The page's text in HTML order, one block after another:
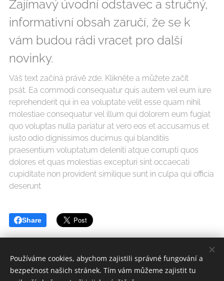
Zajímavý úvodní odstavec a stručný,
informativní obsah zaručí, že se k
vám budou rádi vracet pro další
novinky.
Váš text začíná právě zde. Klikněte a můžete začít
psát. Ea commodi consequatur quis autem vel eum iure
reprehenderit qui in ea voluptate velit esse quam nihil
molestiae consequatur vel illum qui dolorem eum fugiat
quo voluptas nulla pariatur at vero eos et accusamus et
iusto odio dignissimos ducimus qui blanditiis
praesentium voluptatum deleniti atque corrupti quos
dolores et quas molestias excepturi sint occaecati
cupiditate non provident similique sunt in culpa qui officia
deserunt
Share
Používáme cookies, abychom zajistili správné fungování a
bezpečnost našich stránek. Tím vám můžeme zajistit tu